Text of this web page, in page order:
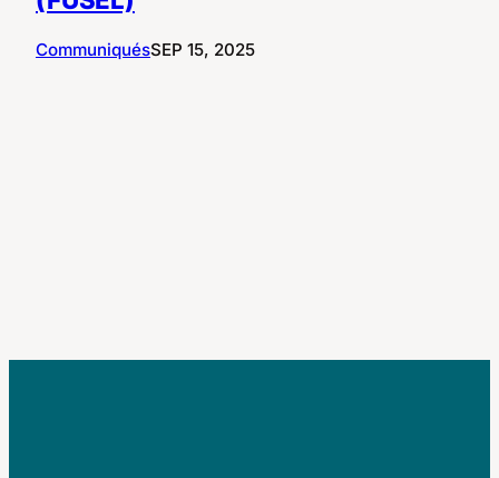
CommuniquésSEP 15, 2025